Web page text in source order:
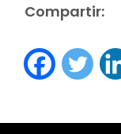
Compartir: